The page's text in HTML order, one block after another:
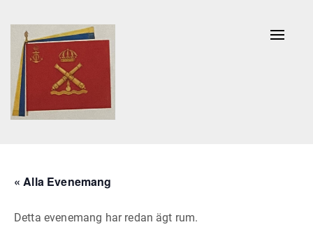
« Alla Evenemang
Detta evenemang har redan ägt rum.